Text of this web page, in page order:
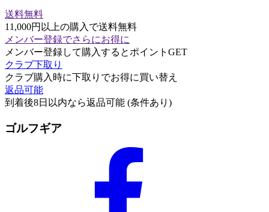
送料無料
11,000円以上の購入で送料無料
メンバー登録でさらにお得に
メンバー登録して購入するとポイントGET
クラブ下取り
クラブ購入時に下取りでお得に買い替え
返品可能
到着後8日以内なら返品可能 (条件あり)
ゴルフギア